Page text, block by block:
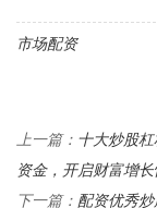
市场配资
上一篇： 十大炒股
资金，开启财富增长
下一篇： 配资优秀